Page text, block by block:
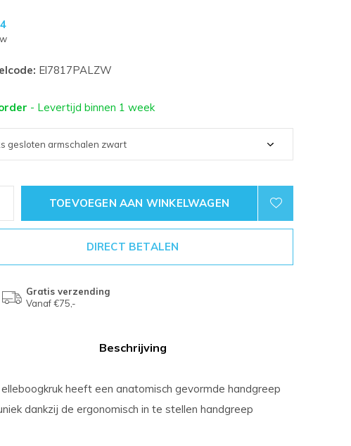
El7817PALZW
- Levertijd binnen 1 week
TOEVOEGEN AAN WINKELWAGEN
DIRECT BETALEN
Gratis verzending
Vanaf €75,-
Beschrijving
heeft een anatomisch gevormde handgreep
dankzij de ergonomisch in te stellen handgreep